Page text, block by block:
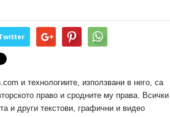
и технологиите, използвани в него, са
право и сродните му права. Всички
и други текстови, графични и видео